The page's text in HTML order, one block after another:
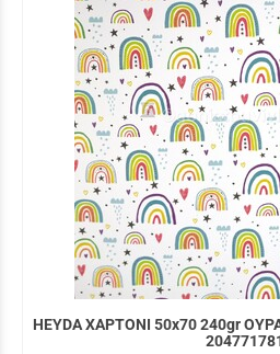
HEYDA ΧΑΡΤΟΝΙ 50x70 240gr